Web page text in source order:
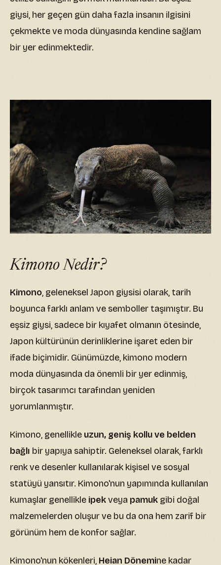
giysi, her geçen gün daha fazla insanın ilgisini
çekmekte ve moda dünyasında kendine sağlam
bir yer edinmektedir.
Kimono Nedir?
Kimono, geleneksel Japon giysisi olarak, tarih
boyunca farklı anlam ve semboller taşımıştır. Bu
eşsiz giysi, sadece bir kıyafet olmanın ötesinde,
Japon kültürünün derinliklerine işaret eden bir
ifade biçimidir. Günümüzde, kimono modern
moda dünyasında da önemli bir yer edinmiş,
birçok tasarımcı tarafından yeniden
yorumlanmıştır.
Kimono, genellikle uzun, geniş kollu ve belden
bağlı bir yapıya sahiptir. Geleneksel olarak, farklı
renk ve desenler kullanılarak kişisel ve sosyal
statüyü yansıtır. Kimono'nun yapımında kullanılan
kumaşlar genellikle ipekveya pamuk gibi doğal
malzemelerden oluşur ve bu da ona hem zarif bir
görünüm hem de konfor sağlar.
Kimono'nun kökenleri, Heian Dönemine kadar